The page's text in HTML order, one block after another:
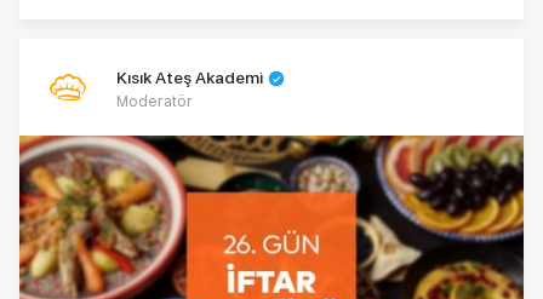
Kısık Ateş Akademi
Moderatör